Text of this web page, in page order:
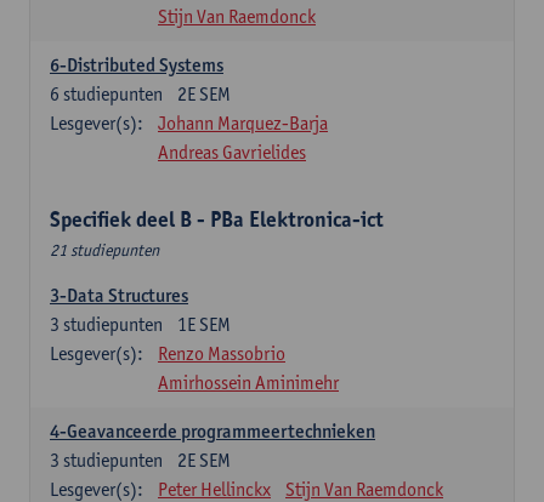
Stijn Van Raemdonck
6-Distributed Systems
2E SEM
6 studiepunten
Lesgever(s):
Johann Marquez-Barja
Andreas Gavrielides
Specifiek deel B - PBa Elektronica-ict
21 studiepunten
3-Data Structures
1E SEM
3 studiepunten
Lesgever(s):
Renzo Massobrio
Amirhossein Aminimehr
4-Geavanceerde programmeertechnieken
2E SEM
3 studiepunten
Lesgever(s):
Peter Hellinckx Stijn Van Raemdonck